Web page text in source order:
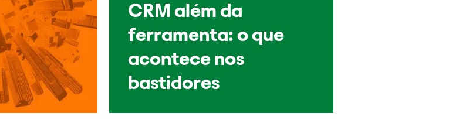
CRM além da
ferramenta: o que
acontece nos
bastidores